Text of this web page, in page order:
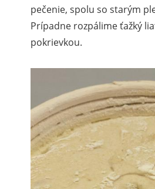
pečenie, spolu so starým
Prípadne rozpálime ťažký
pokrievkou.